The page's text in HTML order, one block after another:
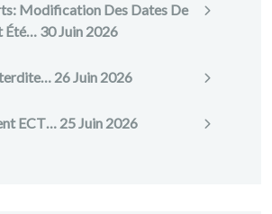
Modification Des Dates De
Été… 30 Juin 2026
26 Juin 2026
ECT… 25 Juin 2026